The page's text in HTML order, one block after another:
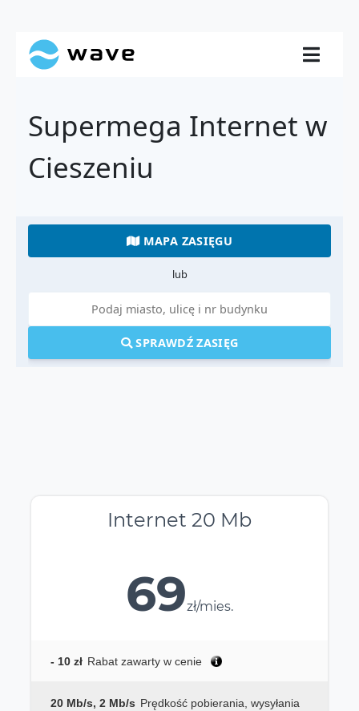
Supermega Internet w
Cieszeniu
MAPA ZASIĘGU
lub
SPRAWDŹ ZASIĘG
Internet 20 Mb
69zł/mies.
- 10 zł Rabat zawarty w cenie
20 Mb/s, 2 Mb/s Prędkość pobierania, wysyłania